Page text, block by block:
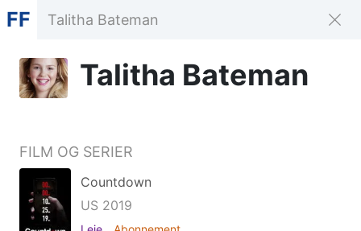
FF
Talitha Bateman
FILM OG SERIER
Countdown
US 2019